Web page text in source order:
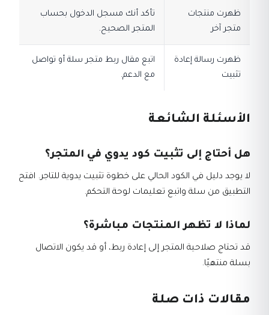
ظهرت منتجات
متجر آخر
تأكد أنك مسجل الدخول بحساب
المتجر الصحيح.
ظهرت رسالة إعادة
تثبيت
اتبع مقال ربط متجر سلة أو تواصل
مع الدعم.
الأسئلة الشائعة
هل أحتاج إلى تثبيت كود يدوي في المتجر؟
لا يوجد دليل في الكود الحالي على خطوة تثبيت يدوية للتاجر. افتح
التطبيق من سلة واتبع تعليمات لوحة التحكم.
لماذا لا تظهر المنتجات مباشرة؟
قد تحتاج صلاحية المتجر إلى إعادة ربط، أو قد يكون الاتصال
بسلة منتهيًا.
مقالات ذات صلة